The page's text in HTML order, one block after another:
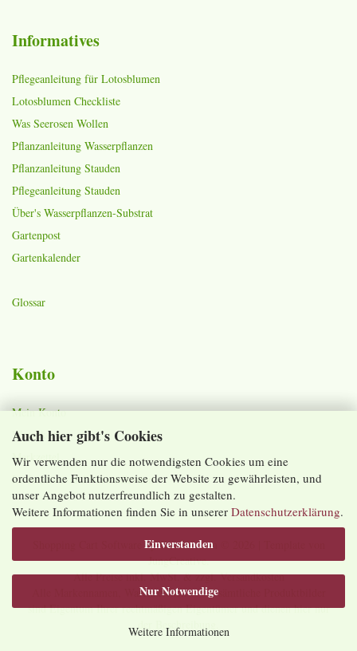
Auch hier gibt's Cookies
Wir verwenden nur die notwendigsten Cookies um eine
ordentliche Funktionsweise der Website zu gewährleisten, und
unser Angebot nutzerfreundlich zu gestalten.
Weitere Informationen finden Sie in unserer Datenschutzerklärung.
Einverstanden
Nur Notwendige
Weitere Informationen
Informatives
Pflegeanleitung für Lotosblumen
Lotosblumen Checkliste
Was Seerosen Wollen
Pflanzanleitung Wasserpflanzen
Pflanzanleitung Stauden
Pflegeanleitung Stauden
Über's Wasserpflanzen-Substrat
Gartenpost
Gartenkalender
Glossar
Konto
Mein Konto
Warenkorb
Merkzettel
Lieferzeiten und Versandkosten
by Gambio.com © 2026 | Template von
JungCreative.
Alle Preise inkl. MwSt. & zzgl. Versandkosten
Alle Markennamen, Warenzeichen sowie sämtliche Produktbilder
sind Eigentum Ihrer rechtmäßigen Eigentümer und dienen hier nur
der Beschreibung.